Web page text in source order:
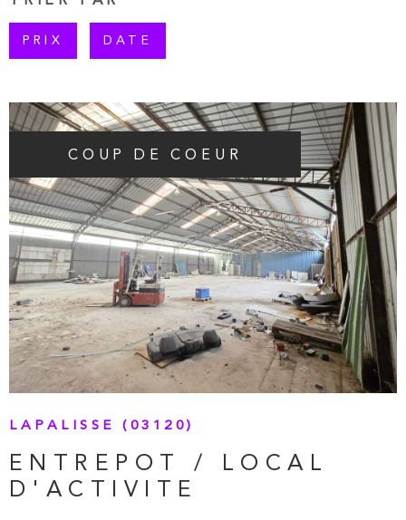
PRIX DATE
LAPALISSE (03120)
ENTREPOT / LOCAL
D'ACTIVITE
COUP DE COEUR
VOIR LE BIEN